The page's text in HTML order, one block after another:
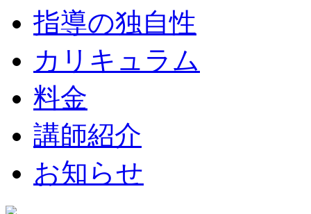
指導の独自性
カリキュラム
料金
講師紹介
お知らせ